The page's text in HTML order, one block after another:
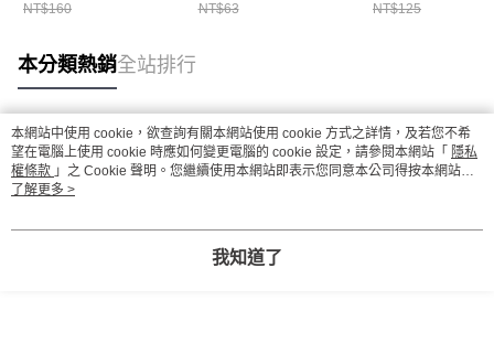
NT$160 NT$63 NT$125
本分類熱銷全站排行
熱門標籤
本網站中使用 cookie，欲查詢有關本網站使用 cookie 方式之詳情，及若您不希
望在電腦上使用 cookie 時應如何變更電腦的 cookie 設定，請參閱本網站「 隱私
權條款 」之 Cookie 聲明。您繼續使用本網站即表示您同意本公司得按本網站使
用條款之 Cookie 聲明使用 cookie。
了解更多 >
我知道了